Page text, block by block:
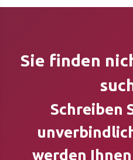
Sie finden
Schreiben
werden